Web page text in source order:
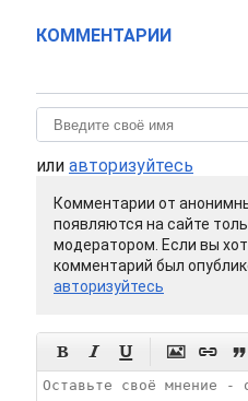
КОММЕНТАРИИ
или авторизуйтесь
Комментарии от
появляются на сайте
модератором. Если вы
комментарий был
авторизуйтесь
     